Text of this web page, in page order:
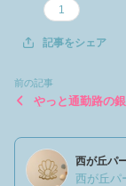
1
記事をシェア
前の記事
やっと通勤路の
西が丘パ
西が丘パ